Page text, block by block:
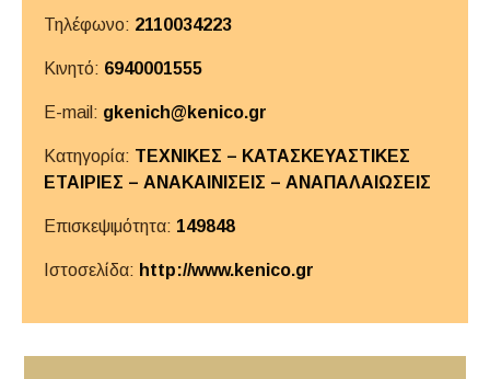
Τηλέφωνο: 2110034223
Κινητό: 6940001555
E-mail: gkenich@kenico.gr
Κατηγορία: ΤΕΧΝΙΚΕΣ – ΚΑΤΑΣΚΕΥΑΣΤΙΚΕΣ
ΕΤΑΙΡΙΕΣ – ΑΝΑΚΑΙΝΙΣΕΙΣ – ΑΝΑΠΑΛΑΙΩΣΕΙΣ
Επισκεψιμότητα: 149848
Ιστοσελίδα: http://www.kenico.gr